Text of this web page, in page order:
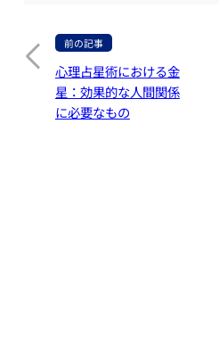
心理占星術における金
星：効果的な人間関係
に必要なもの